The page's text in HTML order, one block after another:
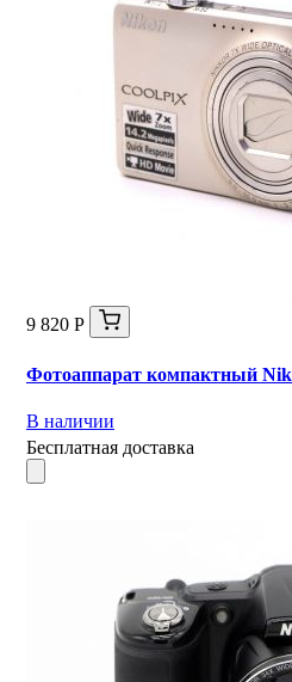
9 820 Р
Фотоаппарат компактный
В наличии
Бесплатная доставка